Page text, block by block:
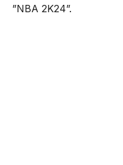
”NBA 2K24”.